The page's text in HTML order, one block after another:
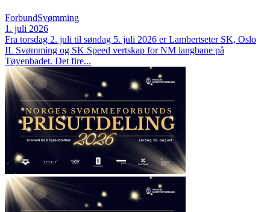
ForbundSvømming
1. juli 2026
Fra torsdag 2. juli til søndag 5. juli 2026 er Lambertseter SK, Oslo
IL Svømming og SK Speed vertskap for NM langbane på
Tøyenbadet. Det fire...